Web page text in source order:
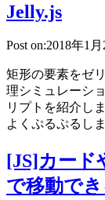
Jelly.js
Post on:2018年1月
矩形の要素をゼ
理シミュレーシ
リプトを紹介し
よくぷるぷるし
[JS]カー
で移動で